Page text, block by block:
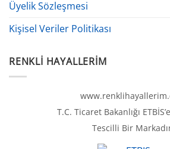
Üyelik Sözleşmesi
Kişisel Veriler Politikası
RENKLI HAYALLERIM
T.C. Ticaret Bakanlığı
Tescilli Bir